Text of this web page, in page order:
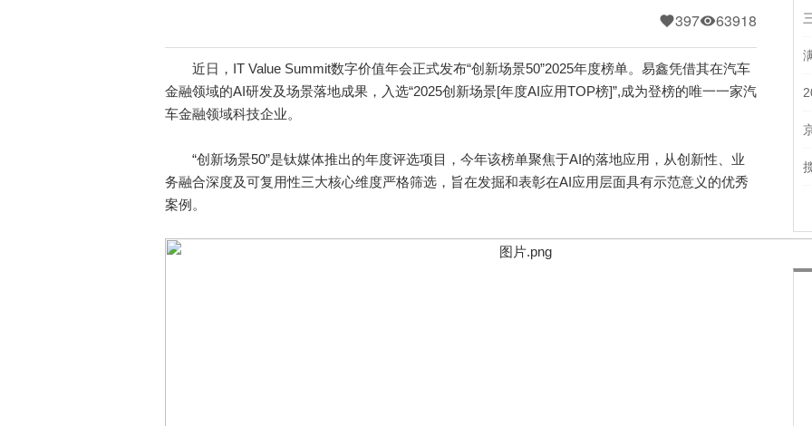
397 63918
近日，IT Value Summit数字价值年会正式发布“创新场景50”2025年度榜单。易鑫凭借其在汽车
金融领域的AI研发及场景落地成果，入选“2025创新场景[年度AI应用TOP榜]”,成为登榜的唯一一家汽
车金融领域科技企业。
“创新场景50”是钛媒体推出的年度评选项目，今年该榜单聚焦于AI的落地应用，从创新性、业
务融合深度及可复用性三大核心维度严格筛选，旨在发掘和表彰在AI应用层面具有示范意义的优秀
案例。